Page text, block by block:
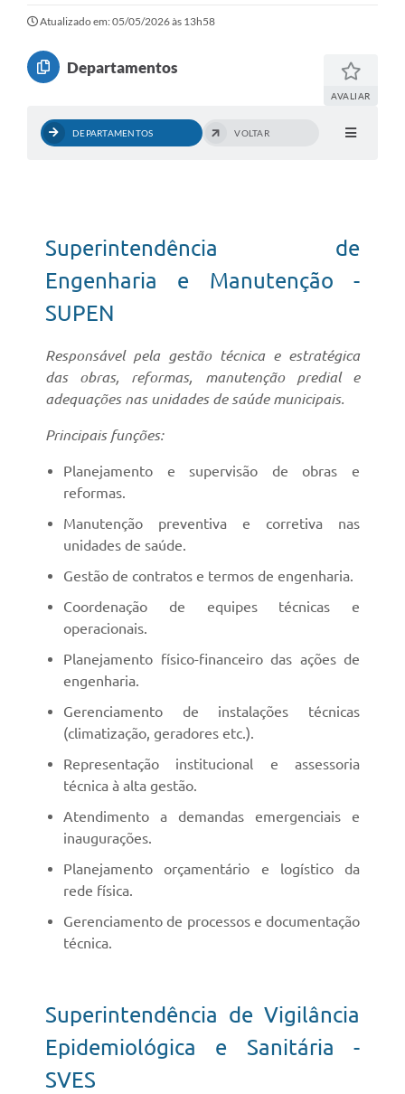
Atualizado em: 05/05/2026 às 13h58
Departamentos
AVALIAR
DEPARTAMENTOS VOLTAR
Superintendência de
Engenharia e Manutenção -
SUPEN
Responsável pela gestão técnica e estratégica
das obras, reformas, manutenção predial e
adequações nas unidades de saúde municipais.
Principais funções:
Planejamento e supervisão de obras e
reformas.
Manutenção preventiva e corretiva nas
unidades de saúde.
Gestão de contratos e termos de engenharia.
Coordenação de equipes técnicas e
operacionais.
Planejamento físico-financeiro das ações de
engenharia.
Gerenciamento de instalações técnicas
(climatização, geradores etc.).
Representação institucional e assessoria
técnica à alta gestão.
Atendimento a demandas emergenciais e
inaugurações.
Planejamento orçamentário e logístico da
rede física.
Gerenciamento de processos e documentação
técnica.
Superintendência de Vigilância
Epidemiológica e Sanitária -
SVES